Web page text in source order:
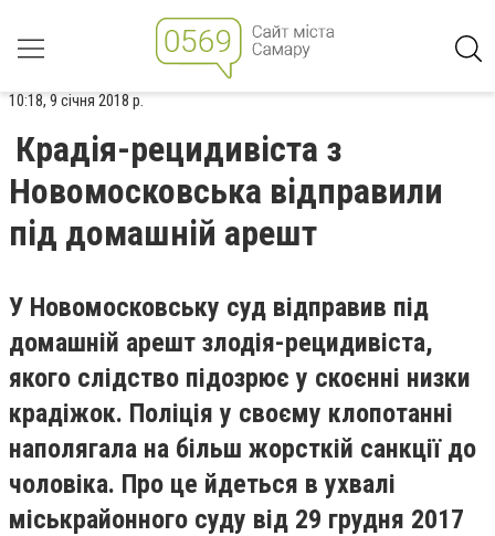
10:18, 9 січня 2018 р.
Крадія-рецидивіста з
Новомосковська відправили
під домашній арешт
У Новомосковську суд відправив під
домашній арешт злодія-рецидивіста,
якого слідство підозрює у скоєнні низки
крадіжок. Поліція у своєму клопотанні
наполягала на більш жорсткій санкції до
чоловіка. Про це йдеться в ухвалі
міськрайонного суду від 29 грудня 2017